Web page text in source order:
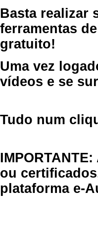
Basta realizar
ferramentas
gratuito!
Uma vez
vídeos e se
Tudo num
ou
plataforma e-